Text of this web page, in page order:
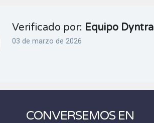
Verificado por: Equipo Dyntra
03 de marzo de 2026
CONVERSEMOS EN